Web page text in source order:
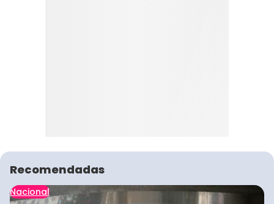
Recomendadas
Nacional